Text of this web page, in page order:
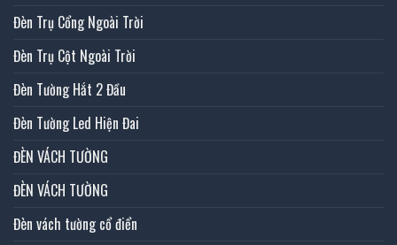
Đèn Trụ Cổng Ngoài Trời
Đèn Trụ Cột Ngoài Trời
Đèn Tường Hắt 2 Đầu
Đèn Tường Led Hiện Đai
ĐÈN VÁCH TƯỜNG
ĐÈN VÁCH TƯỜNG
Đèn vách tường cổ điển